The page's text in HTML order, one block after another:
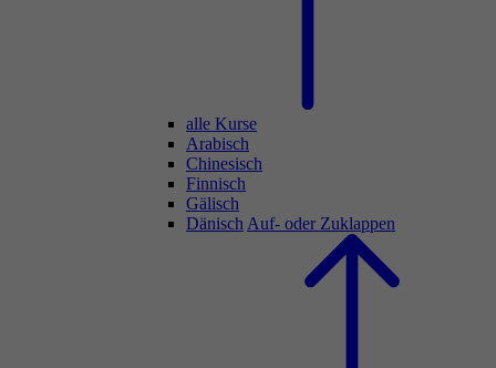
alle Kurse
Arabisch
Chinesisch
Finnisch
Gälisch
Dänisch Auf- oder Zuklappen